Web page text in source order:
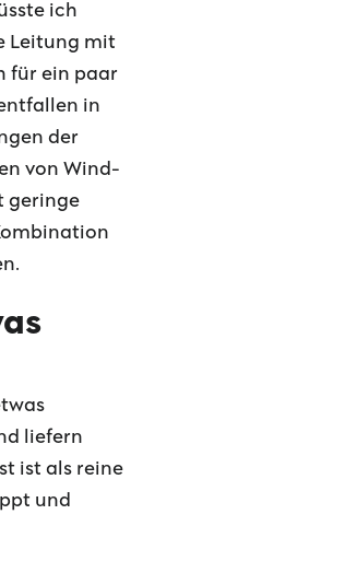
ich
Leitung mit
für ein paar
in
der
von Wind-
geringe
liefern
ist als reine
und